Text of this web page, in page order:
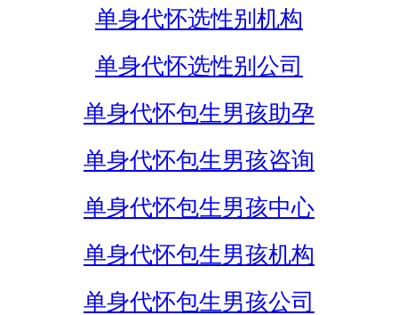
单身代怀选性别机构
单身代怀选性别公司
单身代怀包生男孩助孕
单身代怀包生男孩咨询
单身代怀包生男孩中心
单身代怀包生男孩机构
单身代怀包生男孩公司